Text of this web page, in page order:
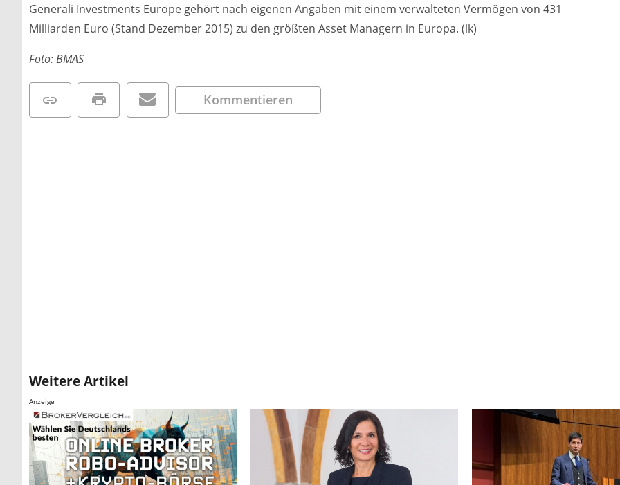
Generali Investments Europe gehört nach eigenen Angaben mit einem verwalteten Vermögen von 431
Milliarden Euro (Stand Dezember 2015) zu den größten Asset Managern in Europa. (lk)
Foto: BMAS
Kommentieren
Weitere Artikel
Anzeige